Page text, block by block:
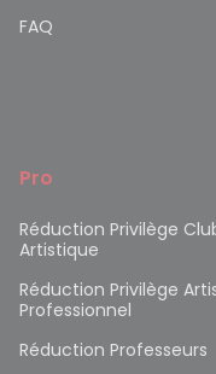
FAQ
Pro
Réduction Privilège
Artistique
Réduction Privilège
Professionnel
Réduction Professeurs